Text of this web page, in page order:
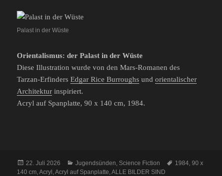
Palast in der Wüste
Orientalismus: der Palast in der Wüste
Diese Illustration wurde von den Mars-Romanen des
Tarzan-ErfindersEdgar Rice Burroughs undorientalischer
Architektur inspiriert.
Acryl auf Spanplatte, 90 x 140 cm, 1984.
Veröffentlicht
am
22. Juli 2026 Kategorien
Jugendsünden, Science Fiction Schlagwörter
1984,90 x
140 cm,Acryl,Acryl auf Spanplatte,ALLE BILDER SIND